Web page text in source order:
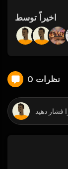
اخیراً توسط
0 نظرات